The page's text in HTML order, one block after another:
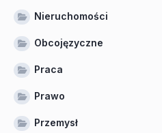
Nieruchomości
Obcojęzyczne
Praca
Prawo
Przemysł